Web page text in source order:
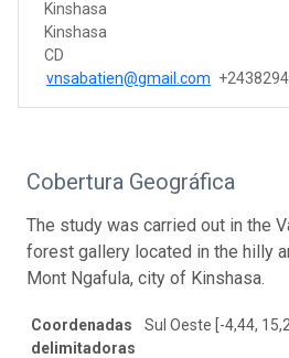
Kinshasa
Kinshasa
CD
vnsabatien@gmail.com
Cobertura Geográfica
The study was carried out in the
forest gallery located in the hilly
Mont Ngafula, city of Kinshasa.
Coordenadas
delimitadoras
Sul Oeste [-4,44,